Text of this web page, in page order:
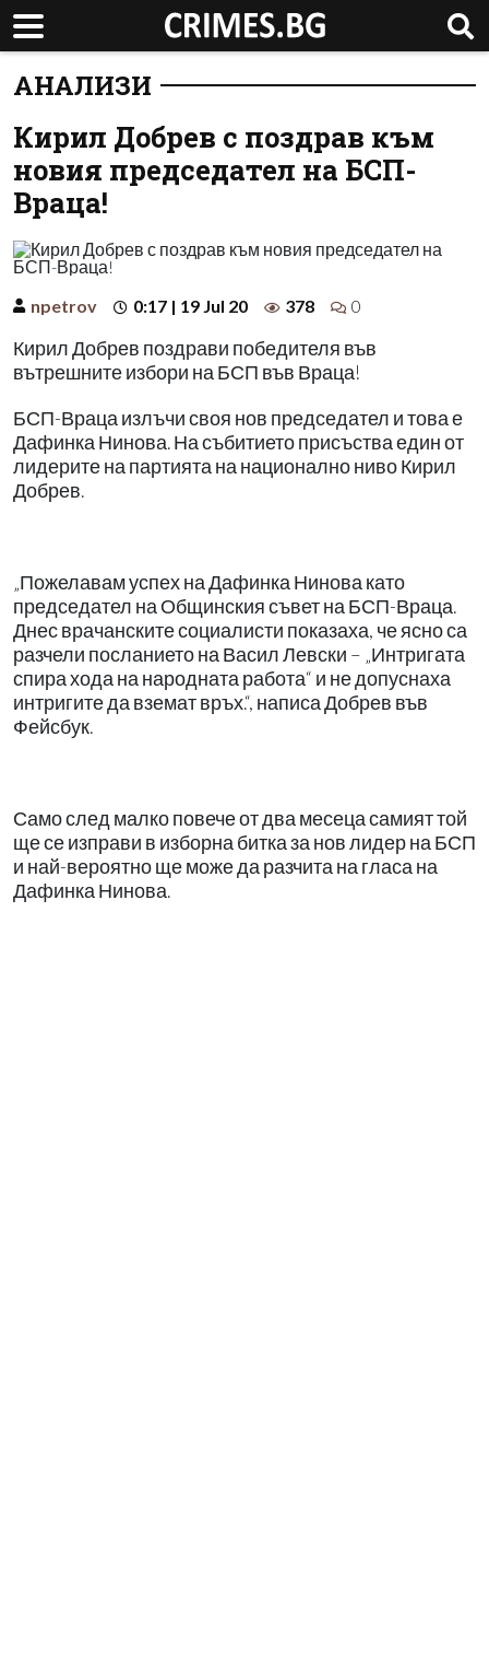
АНАЛИЗИ
Кирил Добрев с поздрав към
новия председател на БСП-
Враца!
npetrov 0:17 | 19 Jul 20 378 0
Кирил Добрев поздрави победителя във
вътрешните избори на БСП във Враца!
БСП-Враца излъчи своя нов председател и това е
Дафинка Нинова. На събитието присъства един от
лидерите на партията на национално ниво Кирил
Добрев.
„Пожелавам успех на Дафинка Нинова като
председател на Общинския съвет на БСП-Враца.
Днес врачанските социалисти показаха, че ясно са
разчели посланието на Васил Левски – „Интригата
спира хода на народната работа“ и не допуснаха
интригите да вземат връх.“, написа Добрев във
Фейсбук.
Само след малко повече от два месеца самият той
ще се изправи в изборна битка за нов лидер на БСП
и най-вероятно ще може да разчита на гласа на
Дафинка Нинова.